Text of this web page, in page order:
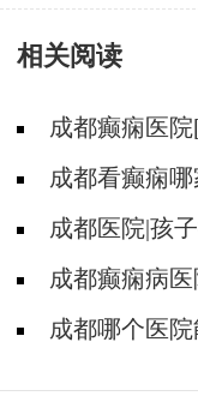
人吗?
相关阅读
成都癫痫医
成都看癫痫
痫病人适合参加
成都医院|孩
呢?成都癫痫病
什么?成都哪个医